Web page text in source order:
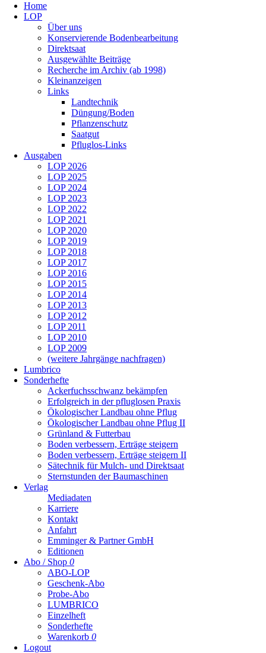
überspringen
Home
LOP
Über uns
Konservierende Bodenbearbeitung
Direktsaat
Ausgewählte Beiträge
Recherche im Archiv (ab 1998)
Kleinanzeigen
Links
Landtechnik
Düngung/Boden
Pflanzenschutz
Saatgut
Pfluglos-Links
Ausgaben
LOP 2026
LOP 2025
LOP 2024
LOP 2023
LOP 2022
LOP 2021
LOP 2020
LOP 2019
LOP 2018
LOP 2017
LOP 2016
LOP 2015
LOP 2014
LOP 2013
LOP 2012
LOP 2011
LOP 2010
LOP 2009
(weitere Jahrgänge nachfragen)
Lumbrico
Sonderhefte
Ackerfuchsschwanz bekämpfen
Erfolgreich in der pfluglosen Praxis
Ökologischer Landbau ohne Pflug
Ökologischer Landbau ohne Pflug II
Grünland & Futterbau
Boden verbessern, Erträge steigern
Boden verbessern, Erträge steigern II
Sätechnik für Mulch- und Direktsaat
Sternstunden der Baumaschinen
Verlag
Mediadaten
Karriere
Kontakt
Anfahrt
Emminger & Partner GmbH
Editionen
Abo / Shop 0
ABO-LOP
Geschenk-Abo
Probe-Abo
LUMBRICO
Einzelheft
Sonderhefte
Warenkorb 0
Logout